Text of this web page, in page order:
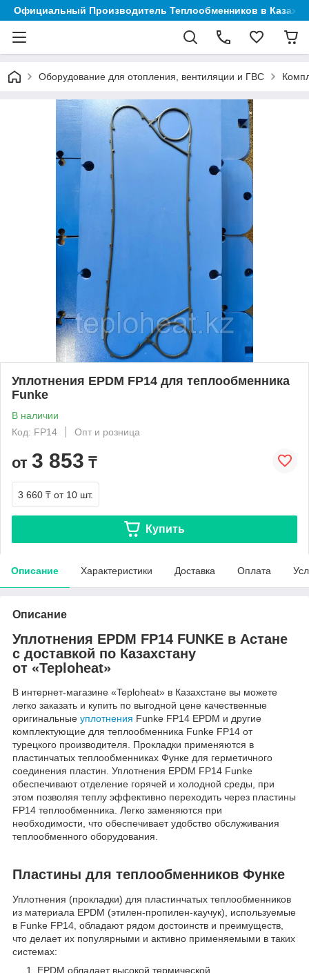
Официальный Производитель Теплообменников в
Оборудование для отопления, вентиляции и ГВС
Уплотнения EPDM FP14 для теплообменника
Funke
В наличии
Код: FP14
Опт и розница
от 3 853 ₸
3 660 ₸ от 10 шт.
Купить
Описание Характеристики Доставка Оплата
Описание
Уплотнения EPDM FP14 FUNKE в Астане
с доставкой по Казахстану
от «Teploheat»
В интернет-магазине «Teploheat» в Казахстане вы можете
легко заказать и купить по выгодной цене качественные
оригинальные уплотнения Funke FP14 EPDM и другие
комплектующие для теплообменника Funke FP14 от
турецкого производителя. Прокладки применяются в
пластинчатых теплообменниках Функе для герметичного
соединения пластин. Уплотнения EPDM FP14 Funke
обеспечивают отделение горячей и холодной среды, при
этом позволяя теплу эффективно переходить через пластины
FP14 теплообменника. Легко заменяются при
необходимости, что обеспечивает удобство обслуживания
теплообменного оборудования.
Пластины для теплообменников Функе
Уплотнения (прокладки) для пластинчатых теплообменников
из материала EPDM (этилен-пропилен-каучук), используемые
в Funke FP14, обладают рядом достоинств и преимуществ,
что делает их популярными и активно применяемыми в таких
системах:
EPDM обладает высокой термической